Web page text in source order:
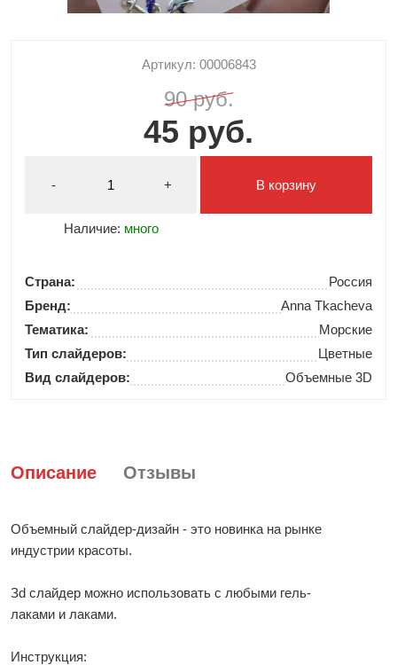
Артикул: 00006843
90 руб.
45 руб.
- +
Наличие: много
В корзину
Страна:
Россия
Бренд:
Anna Tkacheva
Тематика:
Морские
Тип слайдеров:
Цветные
Вид слайдеров:
Объемные 3D
Описание Отзывы
Объемный слайдер-дизайн - это новинка на рынке
индустрии красоты.
Зd слайдер можно использовать с любыми гель-
лаками и лаками.
Инструкция: